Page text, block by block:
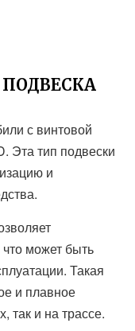
ПОДВЕСКА
с винтовой
Эта тип подвески
и
может быть
Такая
и плавное
так и на трассе.